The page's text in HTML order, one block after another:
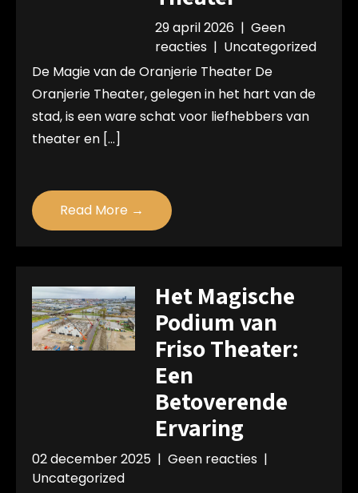
29 april 2026 | Geen
reacties | Uncategorized
De Magie van de Oranjerie Theater De
Oranjerie Theater, gelegen in het hart van de
stad, is een ware schat voor liefhebbers van
theater en […]
Read More →
Het Magische
Podium van
Friso Theater:
Een
Betoverende
Ervaring
02 december 2025 | Geen reacties |
Uncategorized